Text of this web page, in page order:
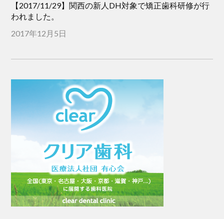
【2017/11/29】関西の新人DH対象で矯正歯科研修が行
われました。
2017年12月5日